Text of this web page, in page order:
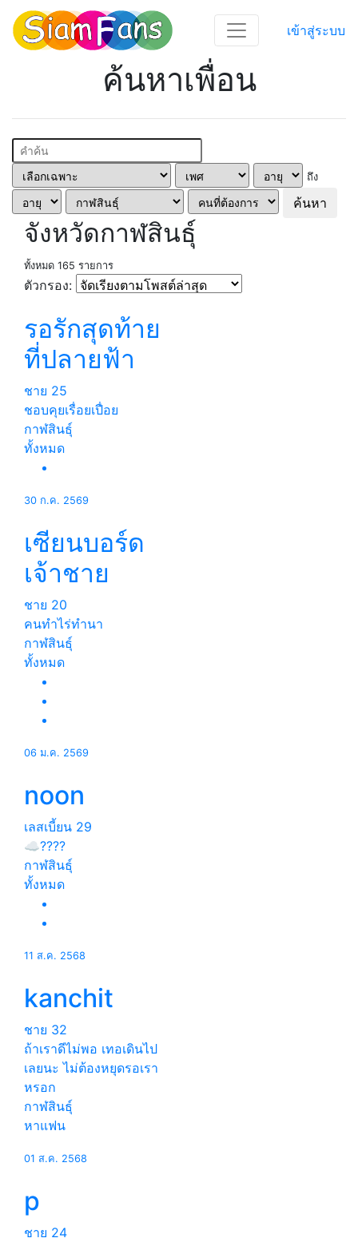
เข้าสู่ระบบ
ค้นหาเพื่อน
ถึง
ค้นหา
จังหวัดกาฬสินธุ์
ทั้งหมด 165 รายการ
ตัวกรอง:
รอรักสุดท้าย
ที่ปลายฟ้า
ชาย 25
ชอบคุยเรื่อยเปื่อย
กาฬสินธุ์
ทั้งหมด
30 ก.ค. 2569
เซียนบอร์ด
เจ้าชาย
ชาย 20
คนทำไร่ทำนา
กาฬสินธุ์
ทั้งหมด
06 ม.ค. 2569
noon
เลสเบี้ยน 29
☁️????
กาฬสินธุ์
ทั้งหมด
11 ส.ค. 2568
kanchit
ชาย 32
ถ้าเราดีไม่พอ เทอเดินไป
เลยนะ ไม่ต้องหยุดรอเรา
หรอก
กาฬสินธุ์
หาแฟน
01 ส.ค. 2568
p
ชาย 24